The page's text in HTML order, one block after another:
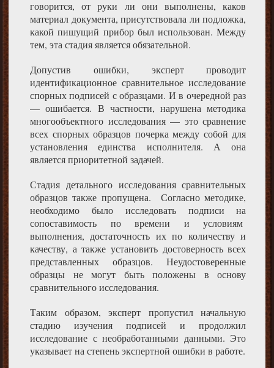
говорится, от руки ли они выполнены, каков
материал документа, присутствовала ли подложка,
какой пишущий прибор был использован. Между
тем, эта стадия является обязательной.
Допустив ошибки, эксперт проводит
идентификационное сравнительное исследование
спорных подписей с образцами. И в очередной раз
— ошибается. В частности, нарушена методика
многообъектного исследования — это сравнение
всех спорных образцов почерка между собой для
установления единства исполнителя. А она
является приоритетной задачей.
Стадия детального исследования сравнительных
образцов также пропущена. Согласно методике,
необходимо было исследовать подписи на
сопоставимость по времени и условиям
выполнения, достаточность их по количеству и
качеству, а также установить достоверность всех
представленных образцов. Неудостоверенные
образцы не могут быть положены в основу
сравнительного исследования.
Таким образом, эксперт пропустил начальную
стадию изучения подписей и продолжил
исследование с необработанными данными. Это
указывает на степень экспертной ошибки в работе.